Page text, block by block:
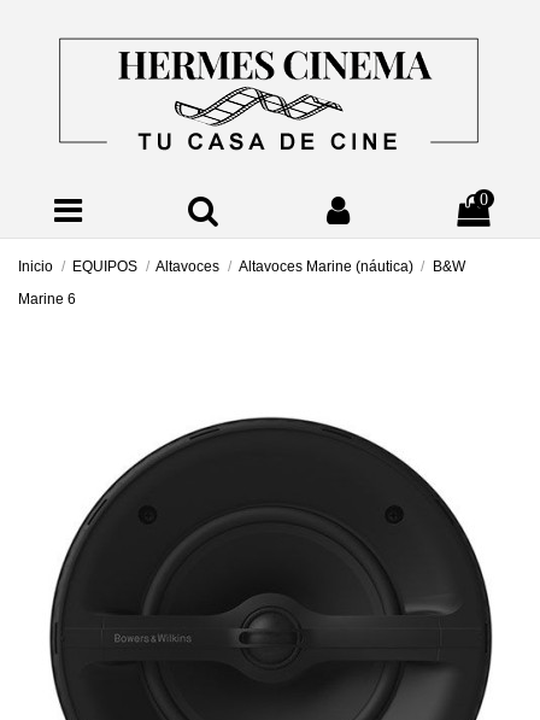
0
Inicio EQUIPOS Altavoces Altavoces Marine (náutica)
B&W
Marine 6